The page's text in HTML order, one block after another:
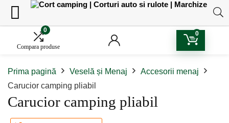
0
Compara produse
0
Prima pagină Veselă și Menaj
Accesorii menaj
Carucior camping pliabil
Carucior camping pliabil